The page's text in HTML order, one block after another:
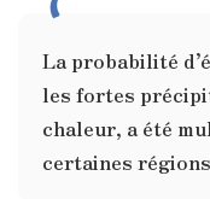
La probabilité
les fortes
chaleur, a été
certaines